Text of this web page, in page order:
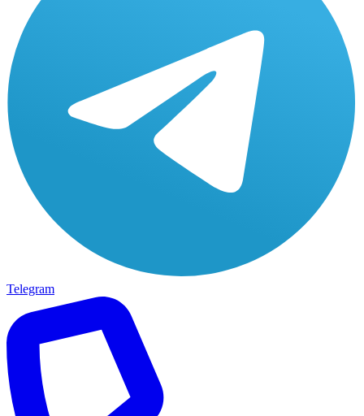
Telegram